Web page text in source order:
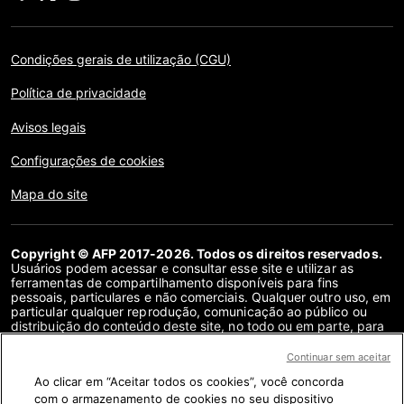
Condições gerais de utilização (CGU)
Política de privacidade
Avisos legais
Configurações de cookies
Mapa do site
Copyright © AFP 2017-2026. Todos os direitos reservados.
Usuários podem acessar e consultar esse site e utilizar as
ferramentas de compartilhamento disponíveis para fins
pessoais, particulares e não comerciais. Qualquer outro uso, em
particular qualquer reprodução, comunicação ao público ou
distribuição do conteúdo deste site, no todo ou em parte, para
contrato de licença específico assinado com a AFP, é
meio de links no conteúdo de verificação de fatos são
fornecidos na medida necessária para a correta compreensão
Ao clicar em “Aceitar todos os cookies”, você concorda
com o armazenamento de cookies no seu dispositivo
Continuar sem aceitar